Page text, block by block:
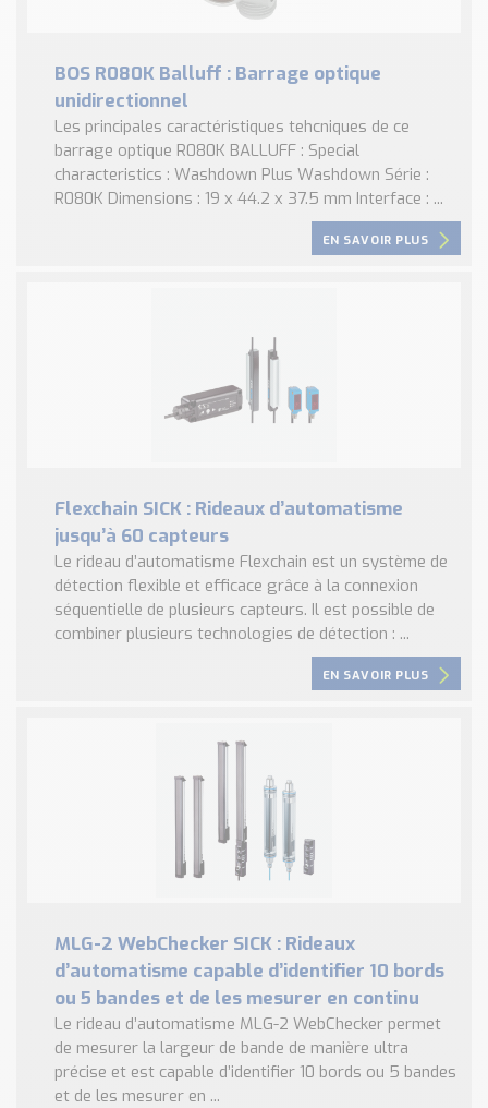
BOS R080K Balluff : Barrage optique
unidirectionnel
Les principales caractéristiques tehcniques de ce
barrage optique R080K BALLUFF : Special
characteristics : Washdown Plus Washdown Série :
R080K Dimensions : 19 x 44.2 x 37.5 mm Interface : ...
EN SAVOIR PLUS
Flexchain SICK : Rideaux d’automatisme
jusqu’à 60 capteurs
Le rideau d’automatisme Flexchain est un système de
détection flexible et efficace grâce à la connexion
séquentielle de plusieurs capteurs. Il est possible de
combiner plusieurs technologies de détection : ...
EN SAVOIR PLUS
MLG-2 WebChecker SICK : Rideaux
d’automatisme capable d’identifier 10 bords
ou 5 bandes et de les mesurer en continu
Le rideau d’automatisme MLG-2 WebChecker permet
de mesurer la largeur de bande de manière ultra
précise et est capable d’identifier 10 bords ou 5 bandes
et de les mesurer en ...